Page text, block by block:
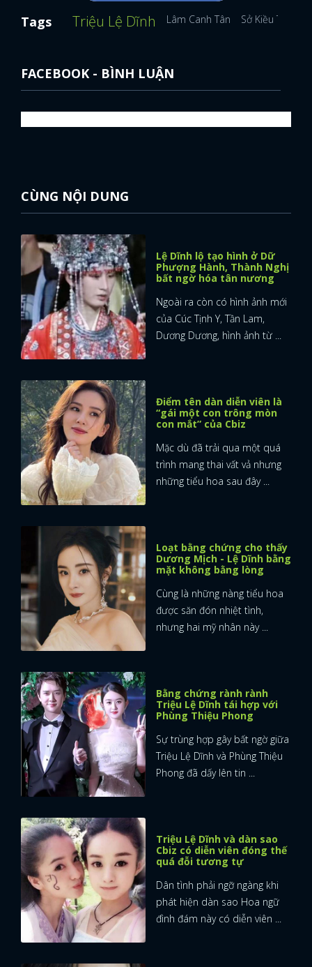
FACEBOOK GOOGLE
Tags Triệu Lệ Dĩnh Lâm Canh Tân Sở Kiều Truyện
FACEBOOK - BÌNH LUẬN
CÙNG NỘI DUNG
Lệ Dĩnh lộ tạo hình ở Dữ
Phượng Hành, Thành Nghị
bất ngờ hóa tân nương
Ngoài ra còn có hình ảnh mới
của Cúc Tịnh Y, Tần Lam,
Dương Dương, hình ảnh từ ...
Điểm tên dàn diễn viên là
“gái một con trông mòn
con mắt” của Cbiz
Mặc dù đã trải qua một quá
trình mang thai vất vả nhưng
những tiểu hoa sau đây ...
Loạt bằng chứng cho thấy
Dương Mịch - Lệ Dĩnh bằng
mặt không bằng lòng
Cùng là những nàng tiểu hoa
được săn đón nhiệt tình,
nhưng hai mỹ nhân này ...
Bằng chứng rành rành
Triệu Lệ Dĩnh tái hợp với
Phùng Thiệu Phong
Sự trùng hợp gây bất ngờ giữa
Triệu Lệ Dĩnh và Phùng Thiệu
Phong đã dấy lên tin ...
Triệu Lệ Dĩnh và dàn sao
Cbiz có diễn viên đóng thế
quá đỗi tương tự
Dân tình phải ngỡ ngàng khi
phát hiện dàn sao Hoa ngữ
đình đám này có diễn viên ...